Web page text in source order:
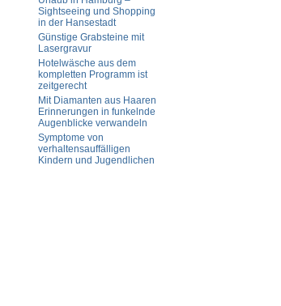
Sightseeing und Shopping
in der Hansestadt
Günstige Grabsteine mit
Lasergravur
Hotelwäsche aus dem
kompletten Programm ist
zeitgerecht
Mit Diamanten aus Haaren
Erinnerungen in funkelnde
Augenblicke verwandeln
Symptome von
verhaltensauffälligen
Kindern und Jugendlichen